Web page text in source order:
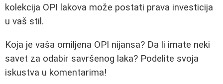
kolekcija OPI lakova može postati prava investicija
u vaš stil.
Koja je vaša omiljena OPI nijansa? Da li imate neki
savet za odabir savršenog laka? Podelite svoja
iskustva u komentarima!